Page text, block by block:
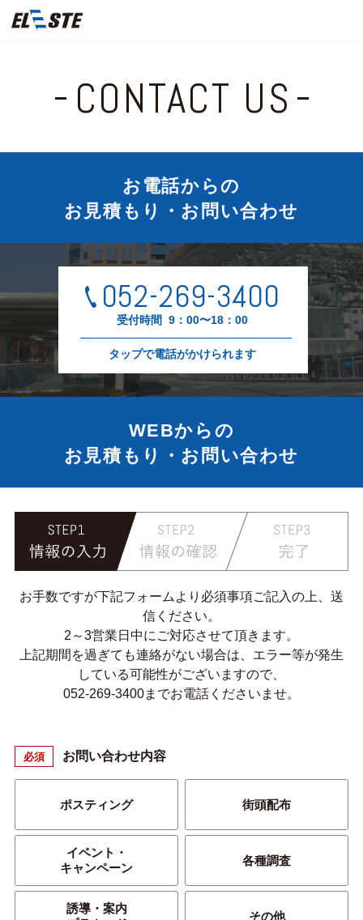
CONTACT US
お電話からの
お見積もり・お問い合わせ
052-269-3400
受付時間 9：00〜18：00
タップで電話がかけられます
WEBからの
お見積もり・お問い合わせ
お手数ですが下記フォームより必須事項ご記入の上、送
信ください。
2～3営業日中にご対応させて頂きます。
上記期間を過ぎても連絡がない場合は、エラー等が発生
している可能性がございますので、
052-269-3400までお電話くださいませ。
必須 お問い合わせ内容
ポスティング 街頭配布
イベント・
キャンペーン
各種調査
誘導・案内
その他